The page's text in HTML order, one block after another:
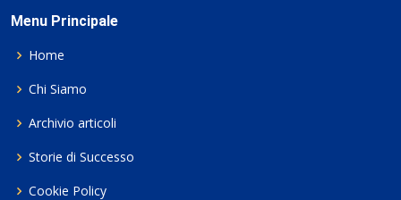
Menu Principale
Home
Chi Siamo
Archivio articoli
Storie di Successo
Cookie Policy